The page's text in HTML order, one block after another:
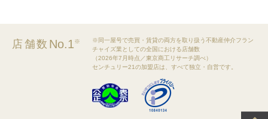
店舗数 No.1※
※同一屋号で売買・賃貸の両方を取り扱う不動産仲介フラン
チャイズ業としての全国における店舗数
（2026年7月時点／東京商工リサーチ調べ）
センチュリー21の加盟店は、すべて独立・自営です。